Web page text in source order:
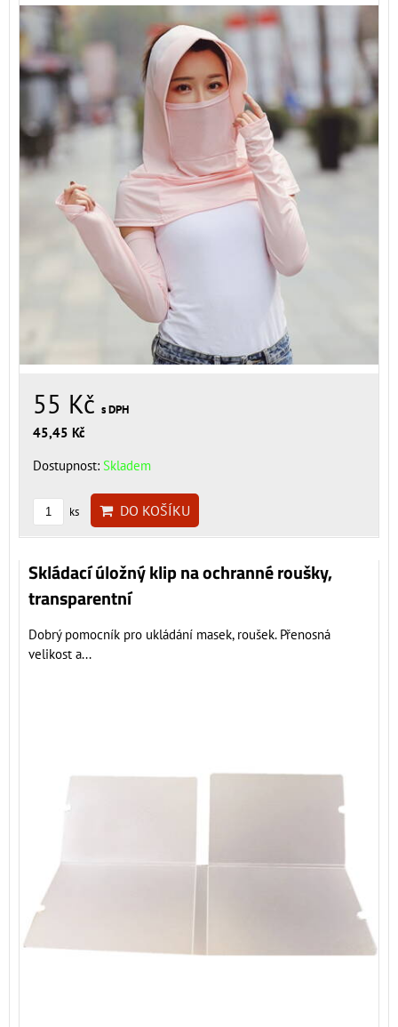
55 Kč s DPH
45,45 Kč
Dostupnost: Skladem
ks DO KOŠÍKU
Skládací úložný klip na ochranné roušky,
transparentní
Dobrý pomocník pro ukládání masek, roušek. Přenosná
velikost a...